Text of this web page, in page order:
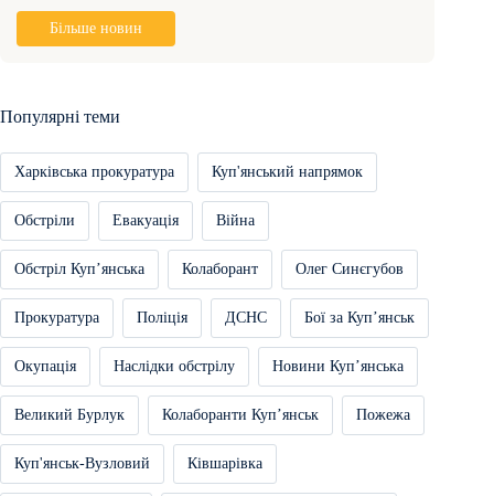
Більше новин
Популярні теми
Харківська прокуратура Куп'янський напрямок
Обстріли Евакуація Війна
Обстріл Купʼянська Колаборант Олег Синєгубов
Прокуратура Поліція ДСНС Бої за Купʼянськ
Окупація Наслідки обстрілу Новини Купʼянська
Великий Бурлук Колаборанти Купʼянськ Пожежа
Куп'янськ-Вузловий Ківшарівка